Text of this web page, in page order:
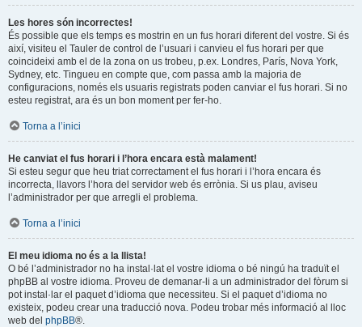
Les hores són incorrectes!
És possible que els temps es mostrin en un fus horari diferent del vostre. Si és
així, visiteu el Tauler de control de l’usuari i canvieu el fus horari per que
coincideixi amb el de la zona on us trobeu, p.ex. Londres, París, Nova York,
Sydney, etc. Tingueu en compte que, com passa amb la majoria de
configuracions, només els usuaris registrats poden canviar el fus horari. Si no
esteu registrat, ara és un bon moment per fer-ho.
Torna a l’inici
He canviat el fus horari i l’hora encara està malament!
Si esteu segur que heu triat correctament el fus horari i l’hora encara és
incorrecta, llavors l’hora del servidor web és errònia. Si us plau, aviseu
l’administrador per que arregli el problema.
Torna a l’inici
El meu idioma no és a la llista!
O bé l’administrador no ha instal·lat el vostre idioma o bé ningú ha traduït el
phpBB al vostre idioma. Proveu de demanar-li a un administrador del fòrum si
pot instal·lar el paquet d’idioma que necessiteu. Si el paquet d’idioma no
existeix, podeu crear una traducció nova. Podeu trobar més informació al lloc
web del phpBB®.